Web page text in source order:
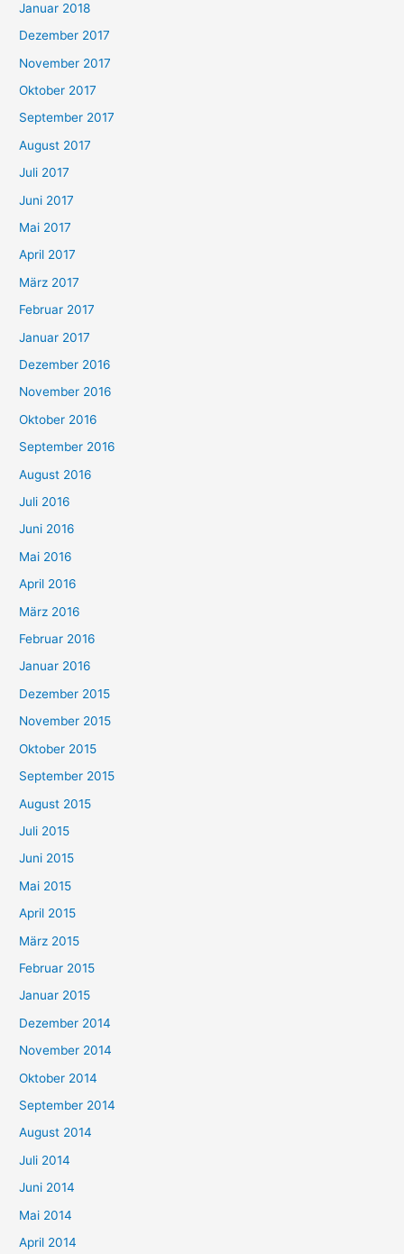
Januar 2018
Dezember 2017
November 2017
Oktober 2017
September 2017
August 2017
Juli 2017
Juni 2017
Mai 2017
April 2017
März 2017
Februar 2017
Januar 2017
Dezember 2016
November 2016
Oktober 2016
September 2016
August 2016
Juli 2016
Juni 2016
Mai 2016
April 2016
März 2016
Februar 2016
Januar 2016
Dezember 2015
November 2015
Oktober 2015
September 2015
August 2015
Juli 2015
Juni 2015
Mai 2015
April 2015
März 2015
Februar 2015
Januar 2015
Dezember 2014
November 2014
Oktober 2014
September 2014
August 2014
Juli 2014
Juni 2014
Mai 2014
April 2014